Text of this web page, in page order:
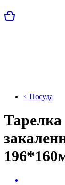
< Посуда